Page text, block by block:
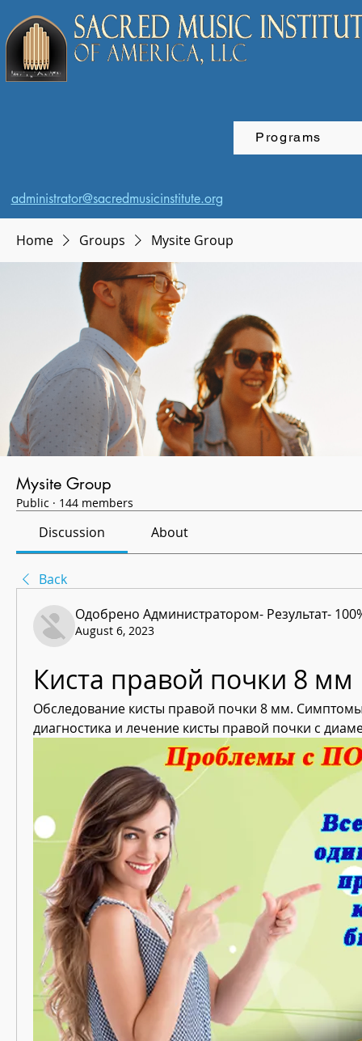
Programs
administrator@sacredmusicinstitute.org
Home Groups Mysite Group
Mysite Group
Public · 144 members
Discussion About
Back
Одобрено Администратором- Результат-
August 6, 2023
Киста правой почки 8 мм
Обследование кисты правой почки 8 мм.
диагностика и лечение кисты правой почки с